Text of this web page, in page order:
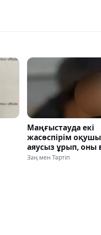
Маңғыстауда екі
жасөспірім
аяусыз ұрып, оны
түсіріп алған
Заң мен Тәртіп